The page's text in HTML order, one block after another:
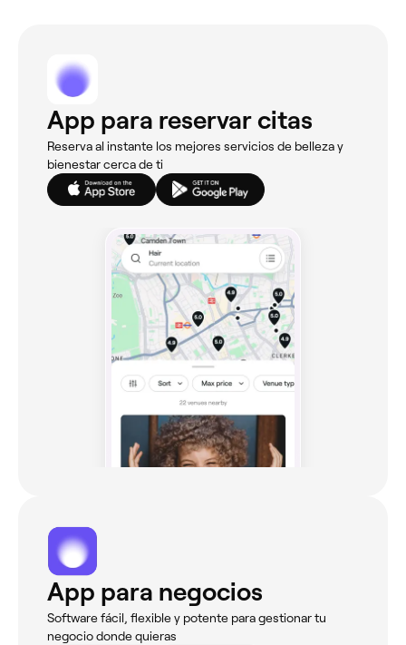
App para reservar citas
Reserva al instante los mejores servicios de belleza y
bienestar cerca de ti
App para negocios
Software fácil, flexible y potente para gestionar tu
negocio donde quieras